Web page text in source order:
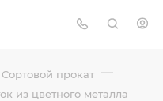
Сортовой прокат —
из цветного металла